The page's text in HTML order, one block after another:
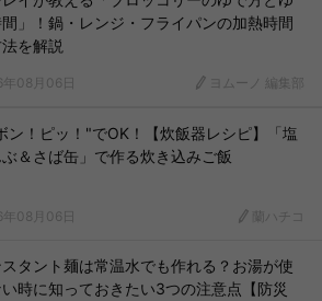
」！鍋・レンジ・フライパンの加熱時間
を解説
08月06日 ヨムーノ 編集部
ン！ピッ！"でOK！【炊飯器レシピ】「塩
ぶ＆さば缶」で作る炊き込みご飯
08月06日 蘭ハチコ
タント麺は常温水でも作れる？お湯が使
い時に知っておきたい3つの注意点【防災